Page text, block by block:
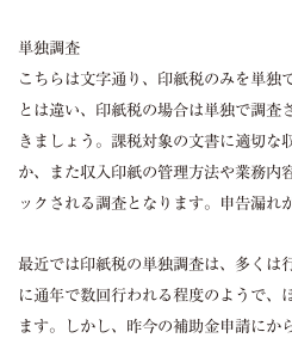
単独調査
こちらは文字通り、印紙税のみを単独
とは違い、印紙税の場合は単独で調査
きましょう。課税対象の文書に適切な
か、また収入印紙の管理方法や業務内
ックされる調査となります。申告漏れ
最近では印紙税の単独調査は、多くは
に通年で数回行われる程度のようで、
ます。しかし、昨今の補助金申請にか